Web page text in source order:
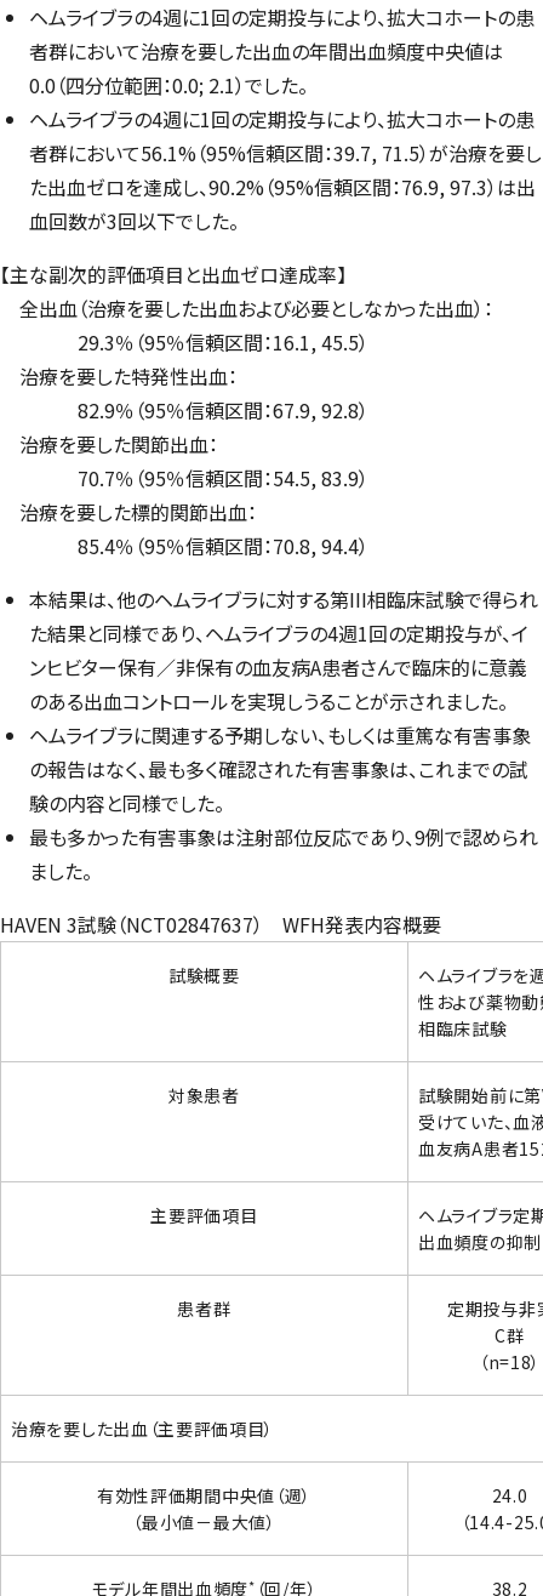
ヘムライブラの4週に1回の定期投与により、拡大コホートの患
者群において治療を要した出血の年間出血頻度中央値は
0.0（四分位範囲：0.0; 2.1）でした。
ヘムライブラの4週に1回の定期投与により、拡大コホートの患
者群において56.1%（95%信頼区間：39.7, 71.5）が治療を要し
た出血ゼロを達成し、90.2%（95%信頼区間：76.9, 97.3）は出
血回数が3回以下でした。
【主な副次的評価項目と出血ゼロ達成率】
全出血（治療を要した出血および必要としなかった出血）：
29.3％（95％信頼区間：16.1, 45.5）
治療を要した特発性出血：
82.9％（95％信頼区間：67.9, 92.8）
治療を要した関節出血：
70.7％（95％信頼区間：54.5, 83.9）
治療を要した標的関節出血：
85.4％（95％信頼区間：70.8, 94.4）
本結果は、他のヘムライブラに対する第III相臨床試験で得られ
た結果と同様であり、ヘムライブラの4週1回の定期投与が、イ
ンヒビター保有／非保有の血友病A患者さんで臨床的に意義
のある出血コントロールを実現しうることが示されました。
ヘムライブラに関連する予期しない、もしくは重篤な有害事象
の報告はなく、最も多く確認された有害事象は、これまでの試
験の内容と同様でした。
最も多かった有害事象は注射部位反応であり、9例で認められ
ました。
HAVEN 3試験（NCT02847637） WFH発表内容概要
試験概要
ヘムライブラ
性および薬物
相臨床試験
対象患者
試験開始前に
受けていた、
血友病A患者
主要評価項目
ヘムライブラ定
出血頻度の抑制
患者群
定期投与非
C群
（n=18）
治療を要した出血（主要評価項目）
有効性評価期間中央値（週）
（最小値－最大値）
24.0
（14.4-
モデル年間出血頻度* （回/年）
38.2